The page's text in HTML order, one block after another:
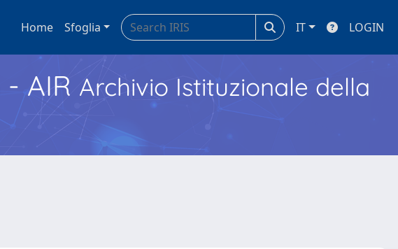
Home Sfoglia IT LOGIN
- AIR Archivio Istituzionale della